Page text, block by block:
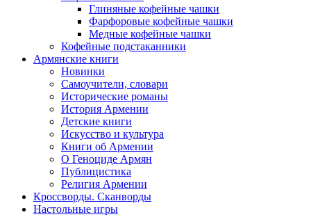
Глиняные кофейные чашки
Фарфоровые кофейные чашки
Медные кофейные чашки
Кофейные подстаканники
Армянские книги
Новинки
Самоучители, словари
Исторические романы
История Армении
Детские книги
Иcкусство и культура
Книги об Армении
О Геноциде Армян
Публицистика
Религия Армении
Кроссворды. Сканворды
Настольные игры